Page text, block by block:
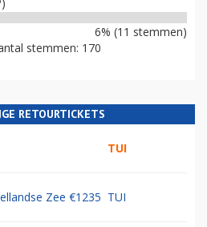
6% (11 stemmen)
stemmen: 170
RETOURTICKETS
TUI
Zee €1235 TUI